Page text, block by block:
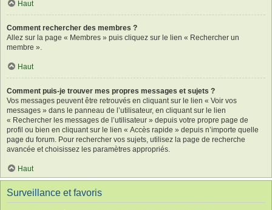
Haut
Comment rechercher des membres ?
Allez sur la page « Membres » puis cliquez sur le lien « Rechercher un
membre ».
Haut
Comment puis-je trouver mes propres messages et sujets ?
Vos messages peuvent être retrouvés en cliquant sur le lien « Voir vos
messages » dans le panneau de l’utilisateur, en cliquant sur le lien
« Rechercher les messages de l’utilisateur » depuis votre propre page de
profil ou bien en cliquant sur le lien « Accès rapide » depuis n’importe quelle
page du forum. Pour rechercher vos sujets, utilisez la page de recherche
avancée et choisissez les paramètres appropriés.
Haut
Surveillance et favoris